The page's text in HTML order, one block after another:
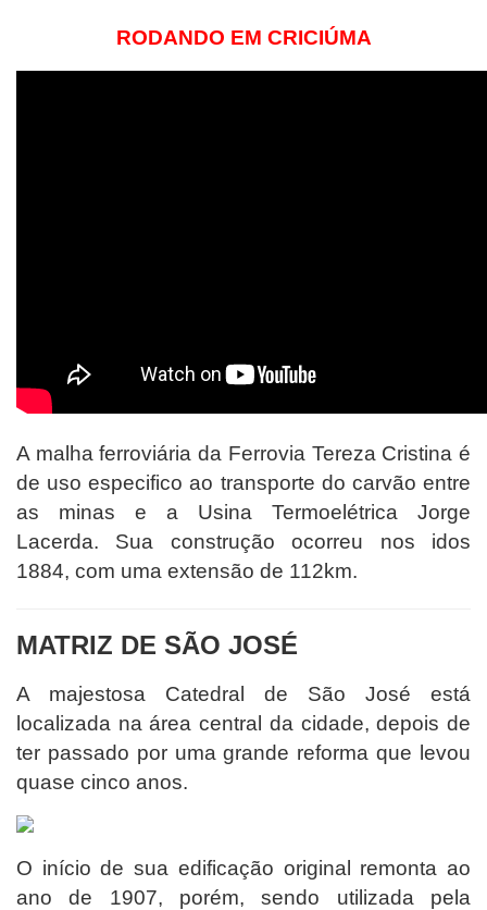
RODANDO EM CRICIÚMA
A malha ferroviária da Ferrovia Tereza Cristina é
de uso especifico ao transporte do carvão entre
as minas e a Usina Termoelétrica Jorge
Lacerda. Sua construção ocorreu nos idos
1884, com uma extensão de 112km.
MATRIZ DE SÃO JOSÉ
A majestosa Catedral de São José está
localizada na área central da cidade, depois de
ter passado por uma grande reforma que levou
quase cinco anos.
O início de sua edificação original remonta ao
ano de 1907, porém, sendo utilizada pela